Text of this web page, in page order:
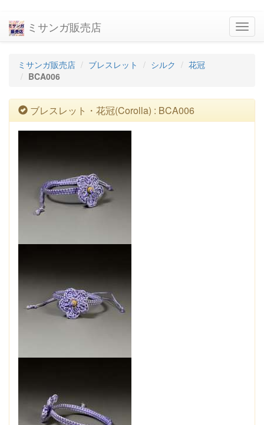
ミサンガ販売店
ミサンガ販売店 ブレスレット シルク
花冠
BCA006
ブレスレット・花冠(Corolla) : BCA006